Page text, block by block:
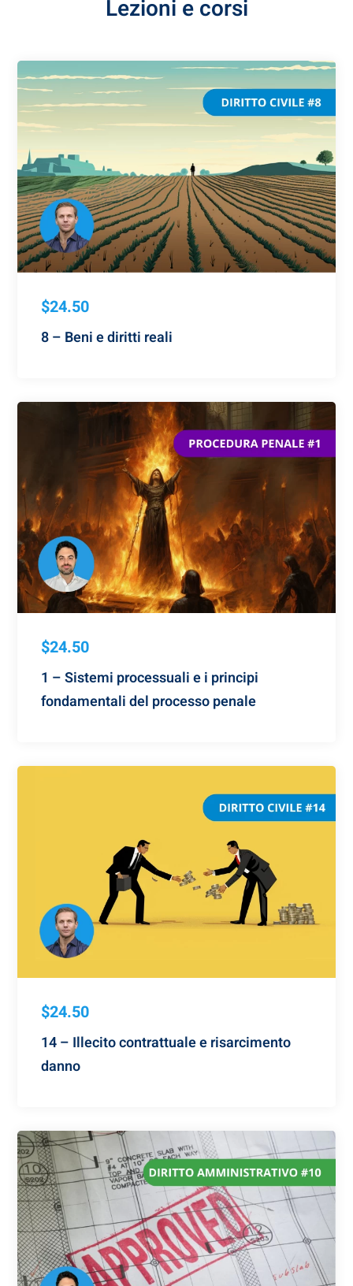
Lezioni e corsi
$24.50
8 – Beni e diritti reali
$24.50
1 – Sistemi processuali e i principi
fondamentali del processo penale
$24.50
14 – Illecito contrattuale e risarcimento
danno